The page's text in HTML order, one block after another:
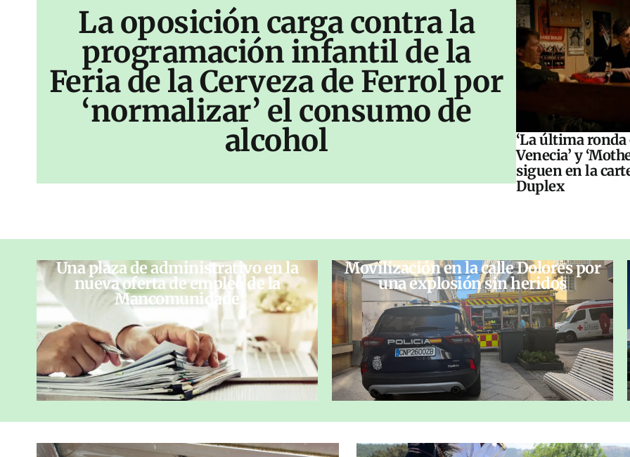
La oposición carga contra la
programación infantil de la
Feria de la Cerveza de Ferrol por
‘normalizar’ el consumo de
alcohol
‘La última ronda
Venecia’ y
siguen en la
Duplex
Una plaza de administrativo en la
nueva oferta de empleo de la
Mancomunidade
Movilización en la calle Dolores por
una explosión sin heridos